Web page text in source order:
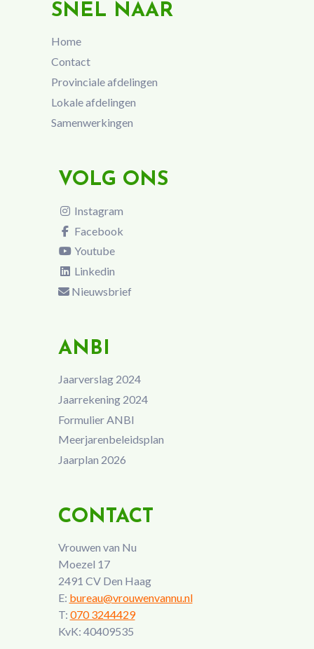
SNEL NAAR
Home
Contact
Provinciale afdelingen
Lokale afdelingen
Samenwerkingen
VOLG ONS
Instagram
Facebook
Youtube
Linkedin
Nieuwsbrief
ANBI
Jaarverslag 2024
Jaarrekening 2024
Formulier ANBI
Meerjarenbeleidsplan
Jaarplan 2026
CONTACT
Vrouwen van Nu
Moezel 17
2491 CV Den Haag
E: bureau@vrouwenvannu.nl
T: 070 3244429
KvK: 40409535